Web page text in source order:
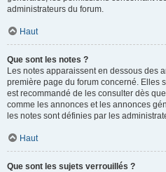
administrateurs du forum.
Haut
Que sont les notes ?
Les notes apparaissent en dessous des
première page du forum concerné. Elles
est recommandé de les consulter dès
comme les annonces et les annonces
les notes sont définies par les
Haut
Que sont les sujets verrouillés ?